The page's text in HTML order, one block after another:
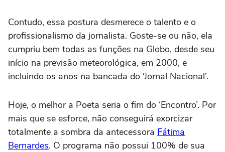
Contudo, essa postura desmerece o talento e o
profissionalismo da jornalista. Goste-se ou não, ela
cumpriu bem todas as funções na Globo, desde seu
início na previsão meteorológica, em 2000, e
incluindo os anos na bancada do ‘Jornal Nacional’.
Hoje, o melhor a Poeta seria o fim do ‘Encontro’. Por
mais que se esforce, não conseguirá exorcizar
totalmente a sombra da antecessora Fátima
Bernardes. O programa não possui 100% de sua